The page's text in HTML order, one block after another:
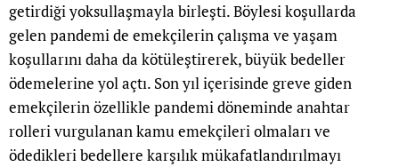
getirdiği yoksullaşmayla birleşti. Böylesi koşullarda
gelen pandemi de emekçilerin çalışma ve yaşam
koşullarını daha da kötüleştirerek, büyük bedeller
ödemelerine yol açtı. Son yıl içerisinde greve giden
emekçilerin özellikle pandemi döneminde anahtar
rolleri vurgulanan kamu emekçileri olmaları ve
ödedikleri bedellere karşılık mükafatlandırılmayı